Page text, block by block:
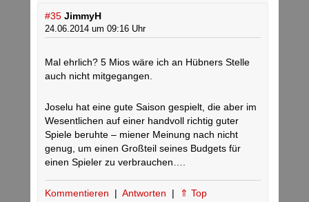
#35 JimmyH
24.06.2014 um 09:16 Uhr
Mal ehrlich? 5 Mios wäre ich an Hübners Stelle
auch nicht mitgegangen.
Joselu hat eine gute Saison gespielt, die aber im
Wesentlichen auf einer handvoll richtig guter
Spiele beruhte – miener Meinung nach nicht
genug, um einen Großteil seines Budgets für
einen Spieler zu verbrauchen….
Kommentieren | Antworten | ⇑ Top